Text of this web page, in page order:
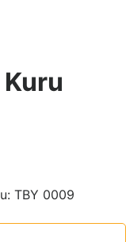
TBY 0009